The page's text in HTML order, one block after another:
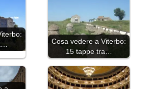
Cosa vedere a Viterbo:
15 tappe tra…